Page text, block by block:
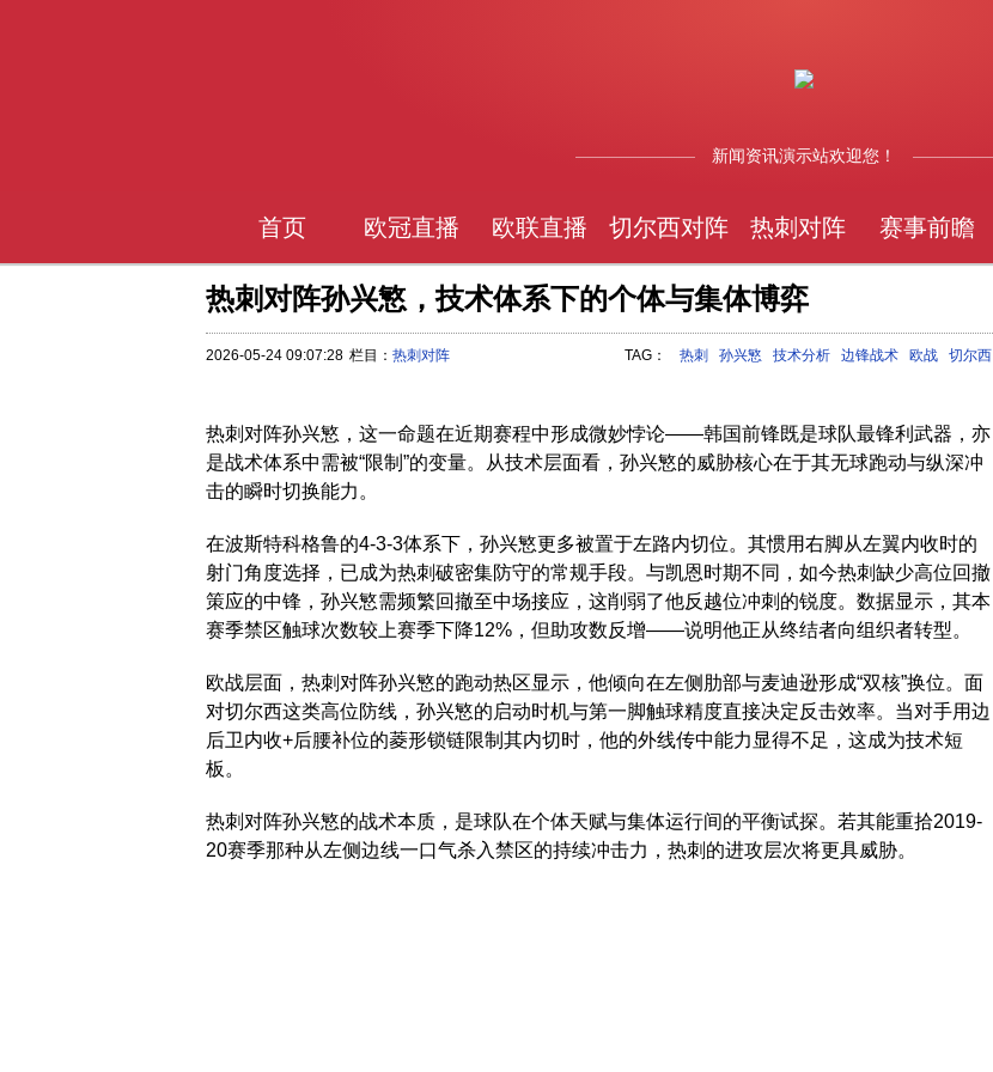
新闻资讯演示站欢迎您！
首页 欧冠直播 欧联直播 切尔西对阵 热刺对阵 赛事前瞻
热刺对阵孙兴慜，技术体系下的个体与集体博弈
2026-05-24 09:07:28 栏目： 热刺对阵 TAG： 热刺 孙兴慜 技术分析 边锋战术 欧战 切尔西
热刺对阵孙兴慜，这一命题在近期赛程中形成微妙悖论——韩国前锋既是球队最锋利武器，亦
是战术体系中需被“限制”的变量。从技术层面看，孙兴慜的威胁核心在于其无球跑动与纵深冲
击的瞬时切换能力。
在波斯特科格鲁的4-3-3体系下，孙兴慜更多被置于左路内切位。其惯用右脚从左翼内收时的
射门角度选择，已成为热刺破密集防守的常规手段。与凯恩时期不同，如今热刺缺少高位回撤
策应的中锋，孙兴慜需频繁回撤至中场接应，这削弱了他反越位冲刺的锐度。数据显示，其本
赛季禁区触球次数较上赛季下降12%，但助攻数反增——说明他正从终结者向组织者转型。
欧战层面，热刺对阵孙兴慜的跑动热区显示，他倾向在左侧肋部与麦迪逊形成“双核”换位。面
对切尔西这类高位防线，孙兴慜的启动时机与第一脚触球精度直接决定反击效率。当对手用边
后卫内收+后腰补位的菱形锁链限制其内切时，他的外线传中能力显得不足，这成为技术短
板。
热刺对阵孙兴慜的战术本质，是球队在个体天赋与集体运行间的平衡试探。若其能重拾2019-
20赛季那种从左侧边线一口气杀入禁区的持续冲击力，热刺的进攻层次将更具威胁。